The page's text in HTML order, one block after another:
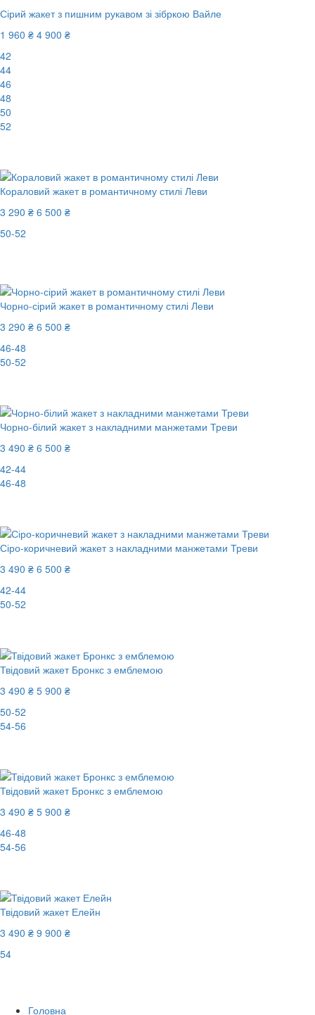
Сірий жакет з пишним рукавом зі зібркою Вайле
1 960 ₴ 4 900 ₴
42
44
46
48
50
52
Кораловий жакет в романтичному стилі Леви
3 290 ₴ 6 500 ₴
50-52
Чорно-сірий жакет в романтичному стилі Леви
3 290 ₴ 6 500 ₴
46-48
50-52
Чорно-білий жакет з накладними манжетами Треви
3 490 ₴ 6 500 ₴
42-44
46-48
Сіро-коричневий жакет з накладними манжетами Треви
3 490 ₴ 6 500 ₴
42-44
50-52
Твідовий жакет Бронкс з емблемою
3 490 ₴ 5 900 ₴
50-52
54-56
Твідовий жакет Бронкс з емблемою
3 490 ₴ 5 900 ₴
46-48
54-56
Твідовий жакет Елейн
3 490 ₴ 9 900 ₴
54
Головна